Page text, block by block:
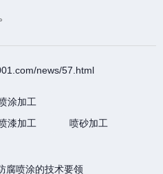
news/57.html
涂加工
漆加工 喷砂加工
腐喷涂的技术要领